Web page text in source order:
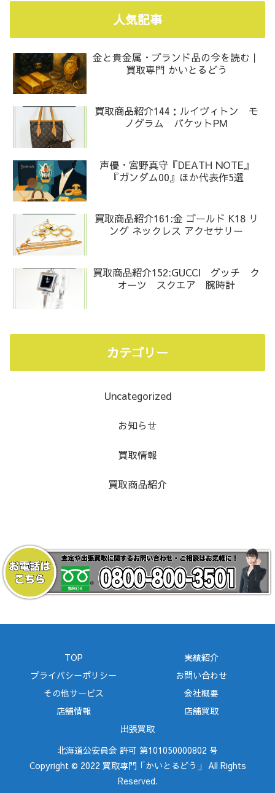
人気記事
金と貴金属・ブランド品の今を読む｜
買取専門 かいとるどう
買取商品紹介144：ルイヴィトン モ
ノグラム バケットPM
声優・宮野真守『DEATH NOTE』
『ガンダム00』ほか代表作5選
買取商品紹介161:金 ゴールド K18 リ
ング ネックレス アクセサリー
買取商品紹介152:GUCCI グッチ ク
オーツ スクエア 腕時計
カテゴリー
Uncategorized
お知らせ
買取情報
買取商品紹介
TOP
実績紹介
プライバシーポリシー
お問い合わせ
その他サービス
会社概要
店舗情報
店舗買取
出張買取
北海道公安員会 許可 第101050000802 号
Copyright © 2022 買取専門「かいとるどう」 All Rights
Reserved.